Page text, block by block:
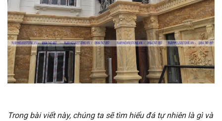
Trong bài viết này, chúng ta sẽ tìm hiểu đá tự nhiên là gì và